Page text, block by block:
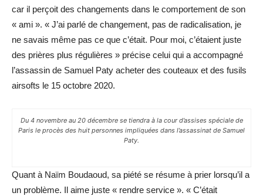
car il perçoit des changements dans le comportement de son
« ami ». « J’ai parlé de changement, pas de radicalisation, je
ne savais même pas ce que c’était. Pour moi, c’étaient juste
des prières plus régulières » précise celui qui a accompagné
l’assassin de Samuel Paty acheter des couteaux et des fusils
airsofts le 15 octobre 2020.
Du 4 novembre au 20 décembre se tiendra à la cour d’assises spéciale de
Paris le procès des huit personnes impliquées dans l’assassinat de Samuel
Paty.
Quant à Naïm Boudaoud, sa piété se résume à prier lorsqu’il a
un problème. Il aime juste « rendre service ». « C’était